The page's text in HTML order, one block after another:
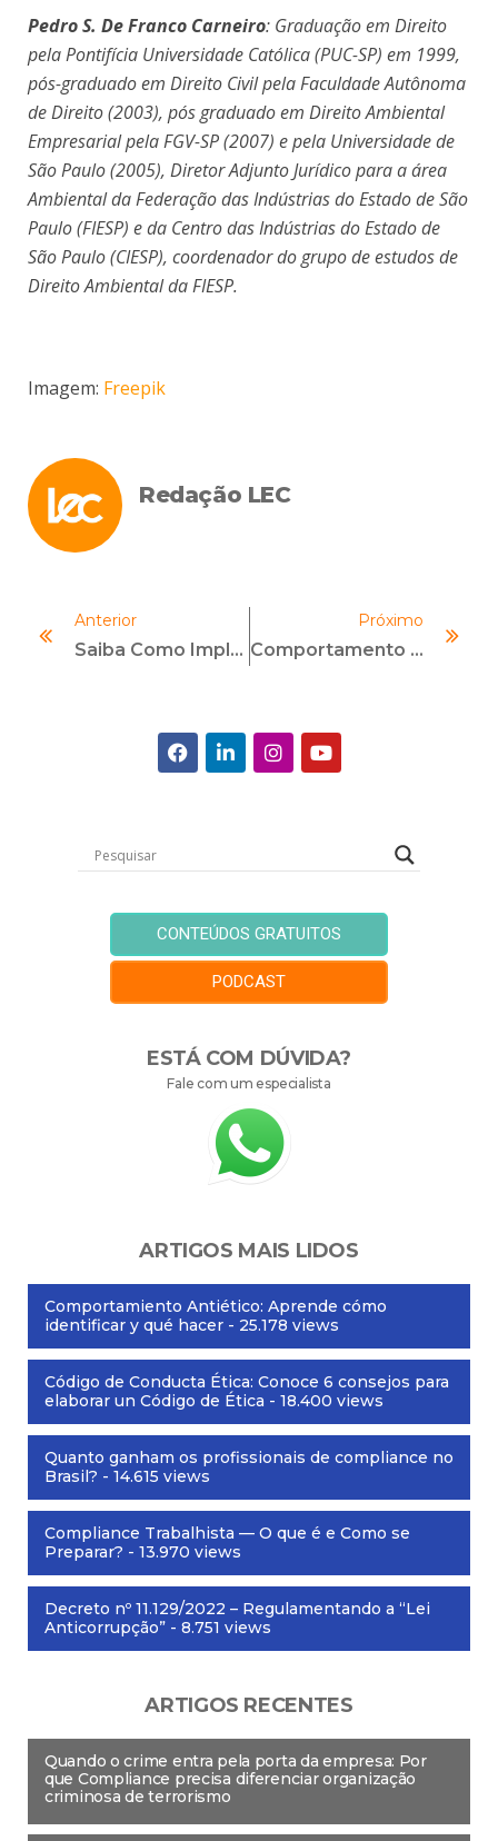
Pedro S. De Franco Carneiro: Graduação em Direito
pela Pontifícia Universidade Católica (PUC-SP) em 1999,
pós-graduado em Direito Civil pela Faculdade Autônoma
de Direito (2003), pós graduado em Direito Ambiental
Empresarial pela FGV-SP (2007) e pela Universidade de
São Paulo (2005), Diretor Adjunto Jurídico para a área
Ambiental da Federação das Indústrias do Estado de São
Paulo (FIESP) e da Centro das Indústrias do Estado de
São Paulo (CIESP), coordenador do grupo de estudos de
Direito Ambiental da FIESP.
Imagem: Freepik
Redação LEC
Anterior
Saiba Como Implementar Um Programa De Compliance Na Empresa
Próximo
Comportamento Antiético: Saiba Como Identificar E O Que Fazer
CONTEÚDOS GRATUITOS
PODCAST
ESTÁ COM DÚVIDA?
Fale com um especialista
ARTIGOS MAIS LIDOS
Comportamiento Antiético: Aprende cómo
identificar y qué hacer - 25.178 views
Código de Conducta Ética: Conoce 6 consejos para
elaborar un Código de Ética - 18.400 views
Quanto ganham os profissionais de compliance no
Brasil? - 14.615 views
Compliance Trabalhista — O que é e Como se
Preparar? - 13.970 views
Decreto nº 11.129/2022 – Regulamentando a “Lei
Anticorrupção” - 8.751 views
ARTIGOS RECENTES
Quando o crime entra pela porta da empresa: Por
que Compliance precisa diferenciar organização
criminosa de terrorismo